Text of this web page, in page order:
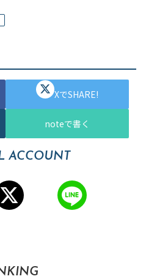
XでSHARE!
noteで書く
ACCOUNT